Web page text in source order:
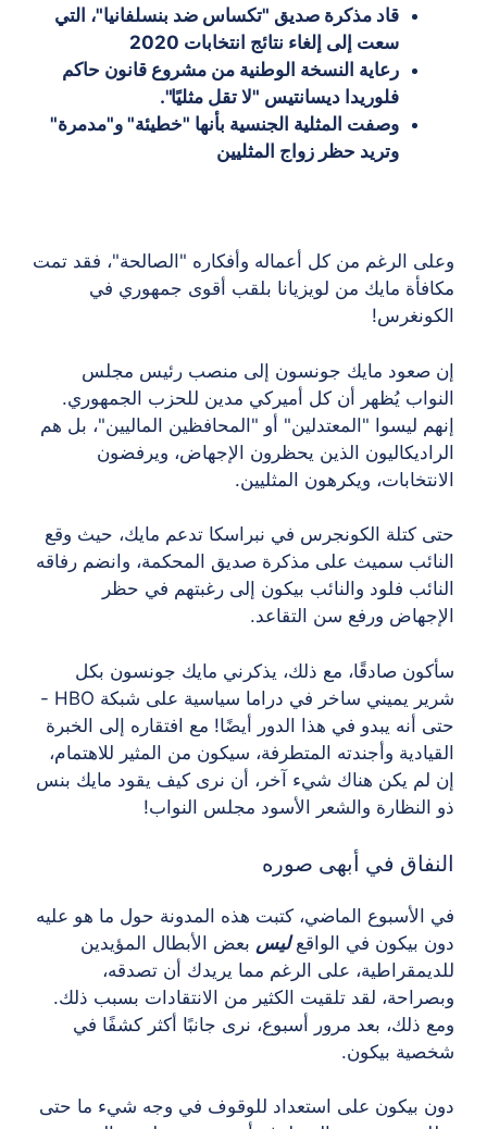
قاد مذكرة صديق "تكساس ضد بنسلفانيا"، التي
سعت إلى إلغاء نتائج انتخابات 2020
رعاية النسخة الوطنية من مشروع قانون حاكم
فلوريدا ديسانتيس "لا تقل مثليًا".
وصفت المثلية الجنسية بأنها "خطيئة" و"مدمرة"
وتريد حظر زواج المثليين
وعلى الرغم من كل أعماله وأفكاره "الصالحة"، فقد تمت
مكافأة مايك من لويزيانا بلقب أقوى جمهوري في
الكونغرس!
إن صعود مايك جونسون إلى منصب رئيس مجلس
النواب يُظهر أن كل أميركي مدين للحزب الجمهوري.
إنهم ليسوا "المعتدلين" أو "المحافظين الماليين"، بل هم
الراديكاليون الذين يحظرون الإجهاض، ويرفضون
الانتخابات، ويكرهون المثليين.
حتى كتلة الكونجرس في نبراسكا تدعم مايك، حيث وقع
النائب سميث على مذكرة صديق المحكمة، وانضم رفاقه
النائب فلود والنائب بيكون إلى رغبتهم في حظر
الإجهاض ورفع سن التقاعد.
سأكون صادقًا، مع ذلك، يذكرني مايك جونسون بكل
شرير يميني ساخر في دراما سياسية على شبكة HBO -
حتى أنه يبدو في هذا الدور أيضًا! مع افتقاره إلى الخبرة
القيادية وأجندته المتطرفة، سيكون من المثير للاهتمام،
إن لم يكن هناك شيء آخر، أن نرى كيف يقود مايك بنس
ذو النظارة والشعر الأسود مجلس النواب!
النفاق في أبهى صوره
في الأسبوع الماضي، كتبت هذه المدونة حول ما هو عليه
دون بيكون في الواقعليس بعض الأبطال المؤيدين
للديمقراطية، على الرغم مما يريدك أن تصدقه،
وبصراحة، لقد تلقيت الكثير من الانتقادات بسبب ذلك.
ومع ذلك، بعد مرور أسبوع، نرى جانبًا أكثر كشفًا في
شخصية بيكون.
دون بيكون على استعداد للوقوف في وجه شيء ما حتى